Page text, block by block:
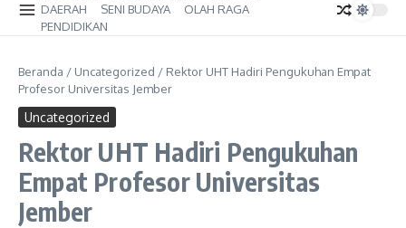
DAERAH
SENI BUDAYA
OLAH RAGA
PENDIDIKAN
Beranda / Uncategorized / Rektor UHT Hadiri Pengukuhan Empat
Profesor Universitas Jember
Uncategorized
Rektor UHT Hadiri Pengukuhan
Empat Profesor Universitas
Jember